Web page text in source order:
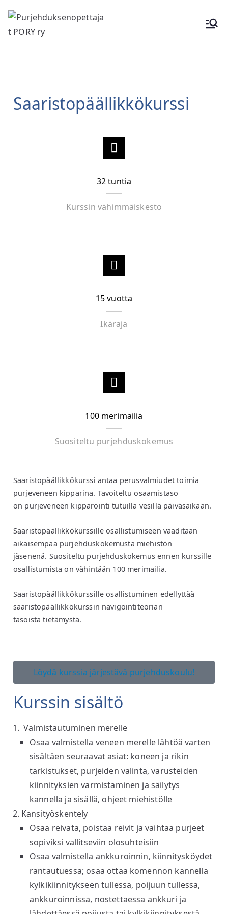
Purjehduk
at PORY ry
Saaristopäällikkökurssi
32tuntia
Kurssin vähimmäiskesto
15vuotta
Ikäraja
100merimailia
Suositeltu purjehduskokemus
Saaristopäällikkökurssi antaa perusvalmiudet toimia
purjeveneen kipparina. Tavoiteltu osaamistaso
on purjeveneen kipparointi tutuilla vesillä päiväsaikaan.
Saaristopäällikkökurssille osallistumiseen vaaditaan
aikaisempaa purjehduskokemusta miehistön
jäsenenä. Suositeltu purjehduskokemus ennen kurssille
osallistumista on vähintään 100 merimailia.
Saaristopäällikkökurssille osallistuminen edellyttää
saaristopäällikkökurssin navigointiteorian
tasoista tietämystä.
Löydä kurssia järjestävä purjehduskoulu!
Kurssin sisältö
Valmistautuminen merelle
Osaa valmistella veneen merelle lähtöä varten
sisältäen seuraavat asiat: koneen ja rikin
tarkistukset, purjeiden valinta, varusteiden
kiinnityksien varmistaminen ja säilytys
kannella ja sisällä, ohjeet miehistölle
Kansityöskentely
Osaa reivata, poistaa reivit ja vaihtaa purjeet
sopiviksi vallitseviin olosuhteisiin
Osaa valmistella ankkuroinnin, kiinnitysköydet
rantautuessa; osaa ottaa komennon kannella
kylkikiinnitykseen tullessa, poijuun tullessa,
ankkuroinnissa, nostettaessa ankkuri ja